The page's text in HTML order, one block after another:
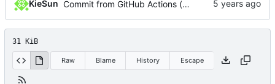
KieSun Commit from GitHub Actions (markdown-autodocs)
31 KiB
Raw Blame History Escape